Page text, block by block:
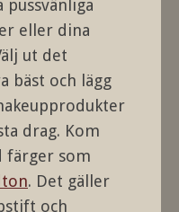
pussvänliga
eller dina
ut det
bäst och lägg
drag. Kom
färger som
. Det gäller
och